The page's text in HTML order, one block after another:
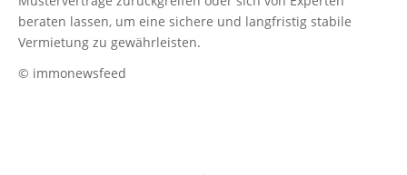
beraten lassen, um eine sichere und langfristig stabile
Vermietung zu gewährleisten.
© immonewsfeed